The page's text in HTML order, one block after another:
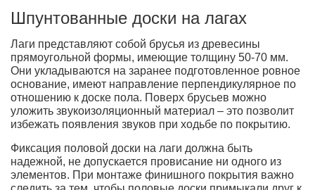
Шпунтованные доски на лагах
Лаги представляют собой брусья из древесины
прямоугольной формы, имеющие толщину 50-70 мм.
Они укладываются на заранее подготовленное ровное
основание, имеют направление перпендикулярное по
отношению к доске пола. Поверх брусьев можно
уложить звукоизоляционный материал – это позволит
избежать появления звуков при ходьбе по покрытию.
Фиксация половой доски на лаги должна быть
надежной, не допускается провисание ни одного из
элементов. При монтаже финишного покрытия важно